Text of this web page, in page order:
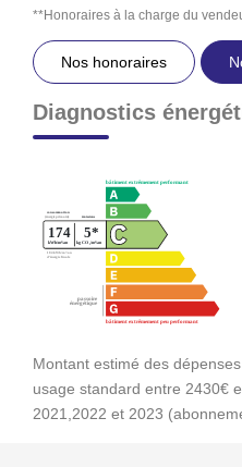
**Honoraires à la charge du
Nos honoraires
Diagnostics
Montant estimé des
usage standard entre 2430€
2021,2022 et 2023